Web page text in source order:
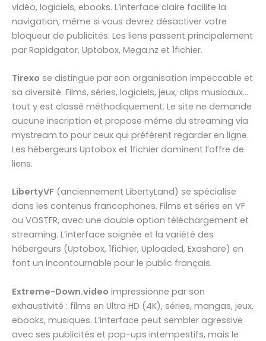
vidéo, logiciels, ebooks. L’interface claire facilite la
navigation, même si vous devrez désactiver votre
bloqueur de publicités. Les liens passent principalement
par Rapidgator, Uptobox, Mega.nz et 1fichier.
Tirexo se distingue par son organisation impeccable et
sa diversité. Films, séries, logiciels, jeux, clips musicaux…
tout y est classé méthodiquement. Le site ne demande
aucune inscription et propose même du streaming via
mystream.to pour ceux qui préfèrent regarder en ligne.
Les hébergeurs Uptobox et 1fichier dominent l’offre de
liens.
LibertyVF (anciennement LibertyLand) se spécialise
dans les contenus francophones. Films et séries en VF
ou VOSTFR, avec une double option téléchargement et
streaming. L’interface soignée et la variété des
hébergeurs (Uptobox, 1fichier, Uploaded, Exashare) en
font un incontournable pour le public français.
Extreme-Down.video impressionne par son
exhaustivité : films en Ultra HD (4K), séries, mangas, jeux,
ebooks, musiques. L’interface peut sembler agressive
avec ses publicités et pop-ups intempestifs, mais le